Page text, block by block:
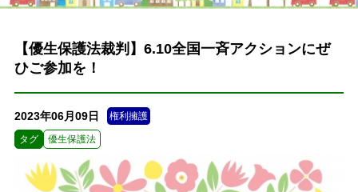
【優生保護法裁判】6.10全国一斉アクションにぜ
ひご参加を！
2023年06月09日 権利擁護
タグ 優生保護法